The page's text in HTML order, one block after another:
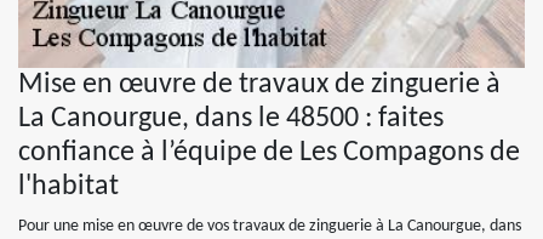
Mise en œuvre de travaux de zinguerie à
La Canourgue, dans le 48500 : faites
confiance à l’équipe de Les Compagons de
l'habitat
Pour une mise en œuvre de vos travaux de zinguerie à La Canourgue, dans